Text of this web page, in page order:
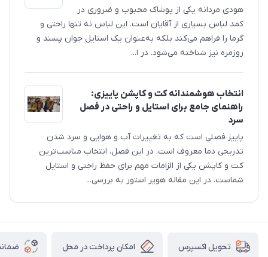
هودی مردانه یکی از پوشاک محبوب و ضروری در
کمد لباس بسیاری از آقایان است. این لباس نه تنها راحتی و
گرما را فراهم می‌کند بلکه به‌عنوان یک استایل جوان پسند و
روزمره نیز شناخته می‌شود. در ا...
انتخاب هوشمندانه کت و کاپشن پاییزی:
راهنمای جامع برای استایل و راحتی در فصل
سرد
پاییز فصلی است که به تغییرات آب و هوایی و سرد شدن
تدریجی دما معروف است. در این فصل، انتخاب مناسب‌ترین
کت و کاپشن یکی از الزامات مهم برای حفظ راحتی و استایل
شماست. در این مقاله هویر استور به بررسی...
تحویل اکسپرس امکان پرداخت در محل